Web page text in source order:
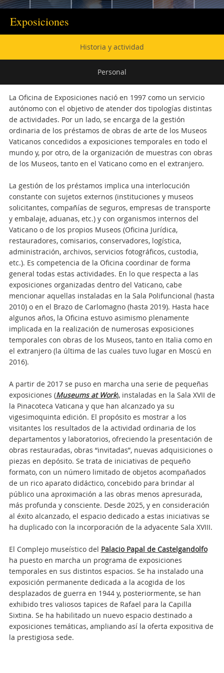
Exposiciones
Historia y actividad
Personal
La Oficina de Exposiciones nació en 1997 como un servicio
autónomo con el objetivo de atender dos tipologías distintas
de actividades. Por un lado, se encarga de la gestión
ordinaria de los préstamos de obras de arte de los Museos
Vaticanos concedidos a exposiciones temporales en todo el
mundo y, por otro, de la organización de muestras con obras
de los Museos, tanto en el Vaticano como en el extranjero.
La gestión de los préstamos implica una interlocución
constante con sujetos externos (instituciones y museos
solicitantes, compañías de seguros, empresas de transporte
y embalaje, aduanas, etc.) y con organismos internos del
Vaticano o de los propios Museos (Oficina Jurídica,
restauradores, comisarios, conservadores, logística,
administración, archivos, servicios fotográficos, custodia,
etc.). Es competencia de la Oficina coordinar de forma
general todas estas actividades. En lo que respecta a las
exposiciones organizadas dentro del Vaticano, cabe
mencionar aquellas instaladas en la Sala Polifuncional (hasta
2010) o en el Brazo de Carlomagno (hasta 2019). Hasta hace
algunos años, la Oficina estuvo asimismo plenamente
implicada en la realización de numerosas exposiciones
temporales con obras de los Museos, tanto en Italia como en
el extranjero (la última de las cuales tuvo lugar en Moscú en
2016).
A partir de 2017 se puso en marcha una serie de pequeñas
exposiciones (Museums at Work), instaladas en la Sala XVII de
la Pinacoteca Vaticana y que han alcanzado ya su
vigesimoquinta edición. El propósito es mostrar a los
visitantes los resultados de la actividad ordinaria de los
departamentos y laboratorios, ofreciendo la presentación de
obras restauradas, obras “invitadas”, nuevas adquisiciones o
piezas en depósito. Se trata de iniciativas de pequeño
formato, con un número limitado de objetos acompañados
de un rico aparato didáctico, concebido para brindar al
público una aproximación a las obras menos apresurada,
más profunda y consciente. Desde 2025, y en consideración
al éxito alcanzado, el espacio dedicado a estas iniciativas se
ha duplicado con la incorporación de la adyacente Sala XVIII.
El Complejo museístico del Palacio Papal de Castelgandolfo
ha puesto en marcha un programa de exposiciones
temporales en sus distintos espacios. Se ha instalado una
exposición permanente dedicada a la acogida de los
desplazados de guerra en 1944 y, posteriormente, se han
exhibido tres valiosos tapices de Rafael para la Capilla
Sixtina. Se ha habilitado un nuevo espacio destinado a
exposiciones temáticas, ampliando así la oferta expositiva de
la prestigiosa sede.